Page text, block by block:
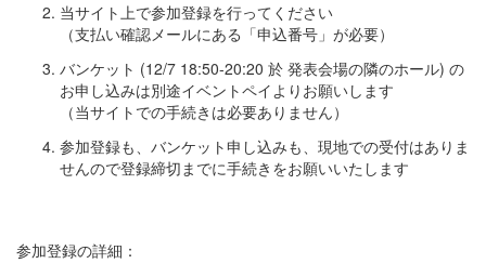
当サイト上で参加登録を行ってください
（支払い確認メールにある「申込番号」が必要）
バンケット (12/7 18:50-20:20 於 発表会場の隣のホール) の
お申し込みは別途イベントペイよりお願いします
（当サイトでの手続きは必要ありません）
参加登録も、バンケット申し込みも、現地での受付はありま
せんので登録締切までに手続きをお願いいたします
参加登録の詳細：